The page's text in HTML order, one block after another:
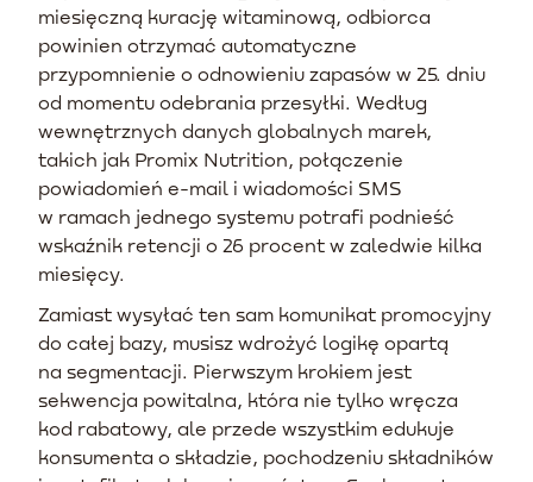
miesięczną kurację witaminową, odbiorca
powinien otrzymać automatyczne
przypomnienie o odnowieniu zapasów w 25. dniu
od momentu odebrania przesyłki. Według
wewnętrznych danych globalnych marek,
takich jak Promix Nutrition, połączenie
powiadomień e-mail i wiadomości SMS
w ramach jednego systemu potrafi podnieść
wskaźnik retencji o 26 procent w zaledwie kilka
miesięcy.
Zamiast wysyłać ten sam komunikat promocyjny
do całej bazy, musisz wdrożyć logikę opartą
na segmentacji. Pierwszym krokiem jest
sekwencja powitalna, która nie tylko wręcza
kod rabatowy, ale przede wszystkim edukuje
konsumenta o składzie, pochodzeniu składników